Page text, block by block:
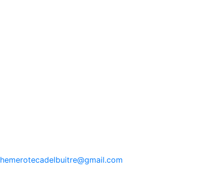
hemerotecadelbuitre@gmail.com